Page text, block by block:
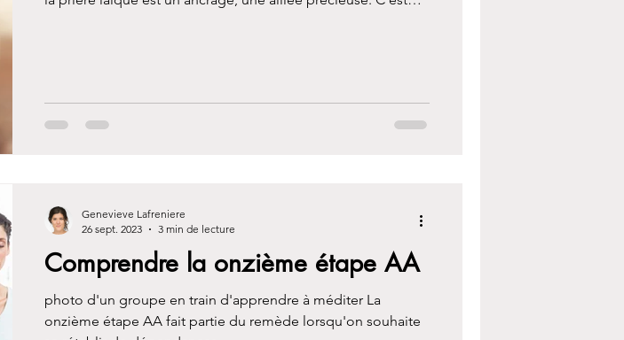
Comprendre la onzième étape AA
photo d'un groupe en train d'apprendre à méditer La
onzième étape AA fait partie du remède lorsqu'on souhaite
Genevieve Lafreniere
26 sept. 2023
3 min de lecture